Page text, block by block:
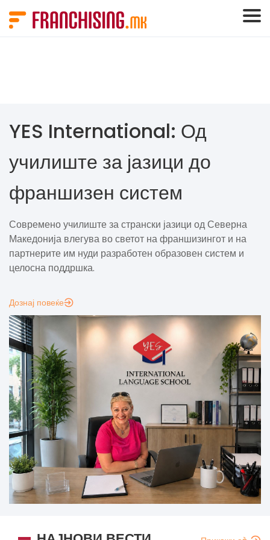
YES International: Од
училиште за јазици до
франшизен систем
Современо училиште за странски јазици од Северна
Македонија влегува во светот на франшизингот и на
партнерите им нуди разработен образовен систем и
целосна поддршка.
Дознај повеќе